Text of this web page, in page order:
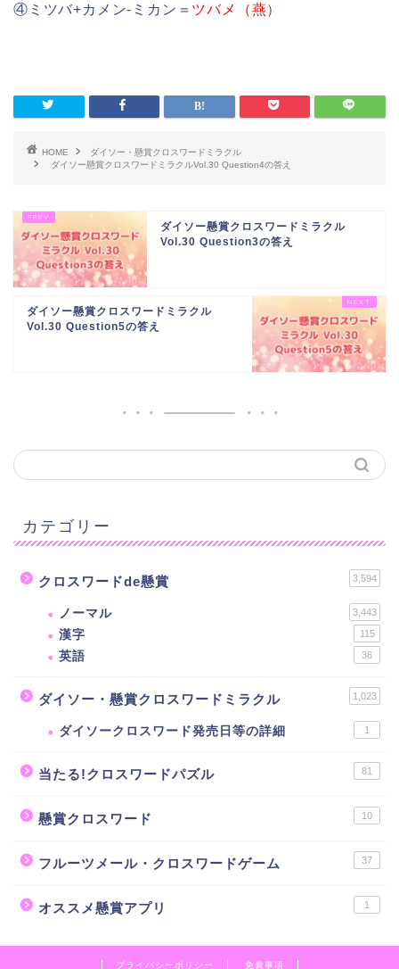
④ミツバ+カメン-ミカン＝ ツバメ（燕）
HOME
ダイソー・懸賞クロスワードミラクル
ダイソー懸賞クロスワードミラクルVol.30 Question4の答え
ダイソー懸賞クロスワードミラクル
Vol.30 Question3の答え
ダイソー懸賞クロスワードミラクル
Vol.30 Question5の答え
カテゴリー
クロスワードde懸賞 3,594
ノーマル 3,443
漢字 115
英語 36
ダイソー・懸賞クロスワードミラクル 1,023
ダイソークロスワード発売日等の詳細 1
当たる!クロスワードパズル 81
懸賞クロスワード 10
フルーツメール・クロスワードゲーム 37
オススメ懸賞アプリ 1
プライバシーポリシー 免責事項